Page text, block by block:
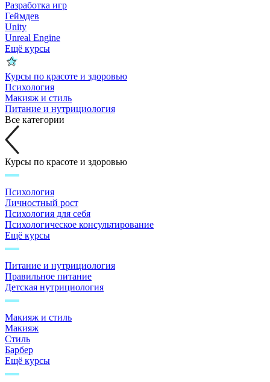
Разработка игр
Геймдев
Unity
Unreal Engine
Ещё курсы
Курсы по красоте и здоровью
Психология
Макияж и стиль
Питание и нутрициология
Все категории
Курсы по красоте и здоровью
Психология
Личностный рост
Психология для себя
Психологическое консультирование
Ещё курсы
Питание и нутрициология
Правильное питание
Детская нутрициология
Макияж и стиль
Макияж
Стиль
Барбер
Ещё курсы